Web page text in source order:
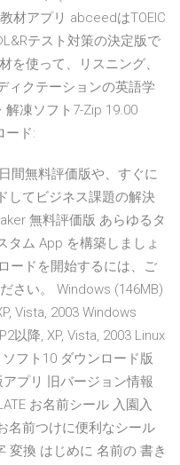
材アプリ abceedはTOEIC
テスト対策の決定版で
を使って、リスニング、
ィクテーションの英語学
凍ソフト7-Zip 19.00
ード:
間無料評価版や、すぐに
してビジネス課題の解決
無料評価版 あらゆるタ
タム App を構築しましょ
ードを開始するには、ご
さい。 Windows (146MB)
Vista, 2003 Windows
以降, XP, Vista, 2003 Linux
フト10 ダウンロード版
プリ 旧バージョン情報
お名前シール 入園入
名前つけに便利なシール
変換 はじめに 名前の 書き